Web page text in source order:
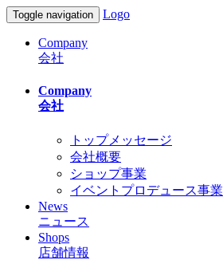
Toggle navigation Logo
Company
会社
Company
会社
トップメッセージ
会社概要
ショップ事業
イベントプロデュース事業
News
ニュース
Shops
店舗情報